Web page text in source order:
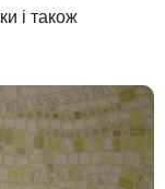
і також